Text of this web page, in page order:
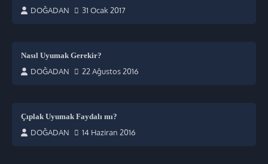
DOĞADAN 31 Ocak 2017
Nasıl Uyumak Gerekir?
DOĞADAN 22 Ağustos 2016
Çıplak Uyumak Faydalı mı?
DOĞADAN 14 Haziran 2016